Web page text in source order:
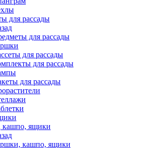
для рассады
для рассады
для рассады
для рассады
для рассады
кашпо, ящики
кашпо, ящики